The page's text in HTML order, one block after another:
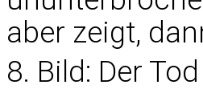
aber zeigt,
8. Bild: Der